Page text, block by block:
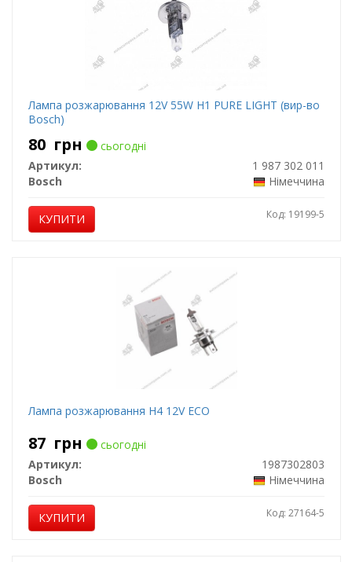
Лампа розжарювання 12V 55W H1 PURE LIGHT (вир-во
Bosch)
80 грн
сьогодні
Артикул:
1 987 302 011
Bosch
Німеччина
КУПИТИ Код: 19199-5
Лампа розжарювання H4 12V ECO
87 грн
сьогодні
Артикул:
1987302803
Bosch
Німеччина
КУПИТИ Код: 27164-5